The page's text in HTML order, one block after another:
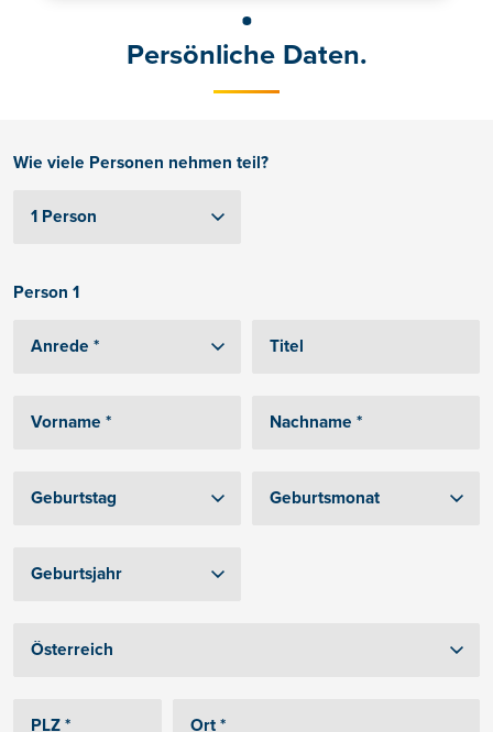
Persönliche Daten.
Wie viele Personen nehmen teil?
Person 1